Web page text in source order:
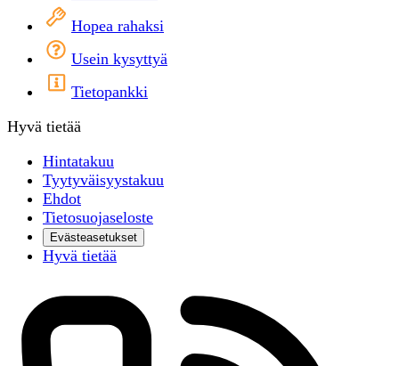
Hopea rahaksi
Usein kysyttyä
Tietopankki
Hyvä tietää
Hintatakuu
Tyytyväisyystakuu
Ehdot
Tietosuojaseloste
Evästeasetukset
Hyvä tietää